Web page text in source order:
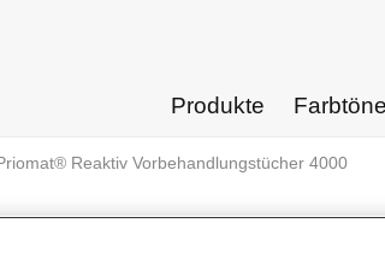
Produkte Farbtöne
Reaktiv Vorbehandlungstücher 4000